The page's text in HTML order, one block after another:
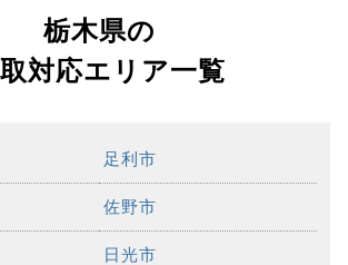
栃木県の
対応エリア一覧
足利市
佐野市
日光市